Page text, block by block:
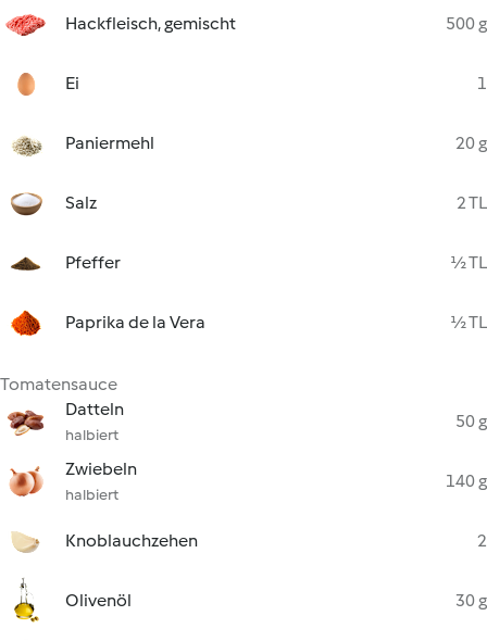
Hackfleisch, gemischt 500 g
Ei 1
Paniermehl 20 g
Salz 2 TL
Pfeffer ½ TL
Paprika de la Vera ½ TL
Tomatensauce
Datteln
halbiert
50 g
Zwiebeln
halbiert
140 g
Knoblauchzehen 2
Olivenöl 30 g